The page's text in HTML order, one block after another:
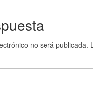
no será publicada.